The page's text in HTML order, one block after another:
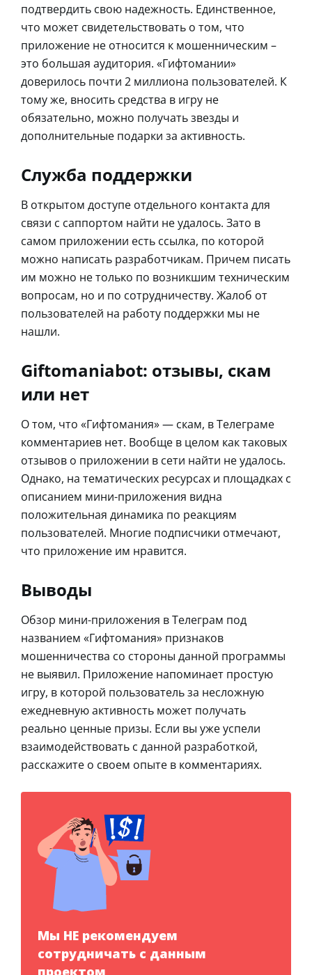
подтвердить свою надежность. Единственное,
что может свидетельствовать о том, что
приложение не относится к мошенническим –
это большая аудитория. «Гифтомании»
доверилось почти 2 миллиона пользователей. К
тому же, вносить средства в игру не
обязательно, можно получать звезды и
дополнительные подарки за активность.
Служба поддержки
В открытом доступе отдельного контакта для
связи с саппортом найти не удалось. Зато в
самом приложении есть ссылка, по которой
можно написать разработчикам. Причем писать
им можно не только по возникшим техническим
вопросам, но и по сотрудничеству. Жалоб от
пользователей на работу поддержки мы не
нашли.
Giftomaniabot: отзывы, скам
или нет
О том, что «Гифтомания» — скам, в Телеграме
комментариев нет. Вообще в целом как таковых
отзывов о приложении в сети найти не удалось.
Однако, на тематических ресурсах и площадках с
описанием мини-приложения видна
положительная динамика по реакциям
пользователей. Многие подписчики отмечают,
что приложение им нравится.
Выводы
Обзор мини-приложения в Телеграм под
названием «Гифтомания» признаков
мошенничества со стороны данной программы
не выявил. Приложение напоминает простую
игру, в которой пользователь за несложную
ежедневную активность может получать
реально ценные призы. Если вы уже успели
взаимодействовать с данной разработкой,
расскажите о своем опыте в комментариях.
Мы НЕ рекомендуем
сотрудничать с данным
проектом